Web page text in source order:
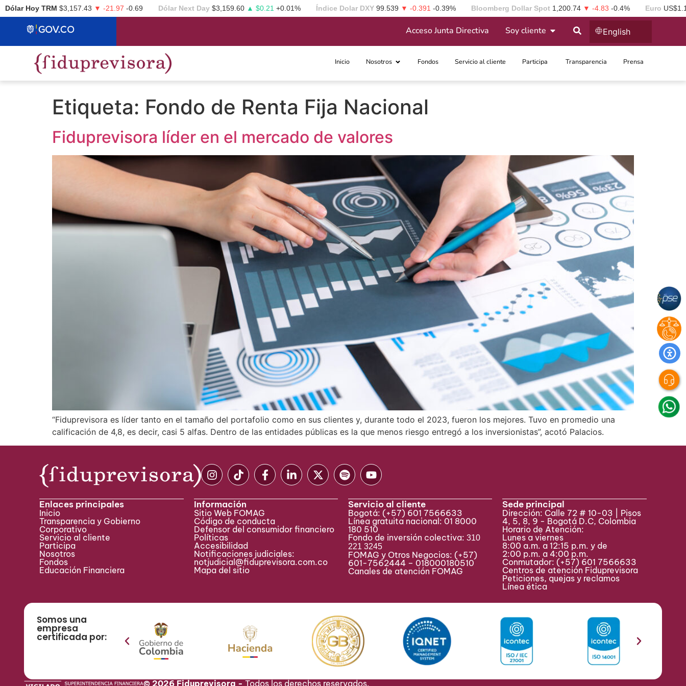
Dólar Hoy TRM $3,157.43 ▼ -21.97 -0.69 Dólar Next Day $3,159.60 ▲ $0.21 +0.01% Índice Dolar DXY 99.539 ▼ -0.391 -0.39% Bloomberg Dollar Spot 1,200.74 ▼ -4.83 -0.4% Euro
Acceso Junta Directiva Soy cliente English
Inicio Nosotros Fondos Servicio al cliente Participa ​ Transparencia Prensa
Etiqueta: Fondo de Renta Fija Nacional
Fiduprevisora líder en el mercado de valores
“Fiduprevisora es líder tanto en el tamaño del portafolio como en sus clientes y, durante todo el 2023, fueron los mejores. Tuvo en promedio una
calificación de 4,8, es decir, casi 5 alfas. Dentro de las entidades públicas es la que menos riesgo entregó a los inversionistas”, acotó Palacios.
Enlaces principales
Inicio
Transparencia y Gobierno
Corporativo
Servicio al cliente
Participa ​
Nosotros
Fondos
Educación Financiera
Información
Sitio Web FOMAG
Código de conducta
Defensor del consumidor financiero
Políticas
Accesibilidad
Notificaciones judiciales:
notjudicial@fiduprevisora.com.co
Mapa del sitio
Servicio al cliente
Bogotá: (+57) 601 7566633
Línea gratuita nacional: 01 8000
180 510
Fondo de inversión colectiva: 310
221 3245
FOMAG y Otros Negocios: (+57)
601-7562444 – 018000180510
Canales de atención FOMAG
Sede principal
Dirección: Calle 72 # 10-03 | Pisos
4, 5, 8, 9 - Bogotá D.C, Colombia
Horario de Atención:
Lunes a viernes
8:00 a.m. a 12:15 p.m. y de
2:00 p.m. a 4:00 p.m.
Conmutador: (+57) 601 7566633
Centros de atención Fiduprevisora
Peticiones, quejas y reclamos
Línea ética
Somos una
empresa
certificada por:
© 2026 Fiduprevisora -Todos los derechos reservados.